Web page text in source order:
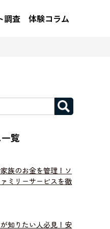
調査 体験コラム
覧
族のお金を管理！ソ
ミリーサービスを徹
知りたい人必見！安